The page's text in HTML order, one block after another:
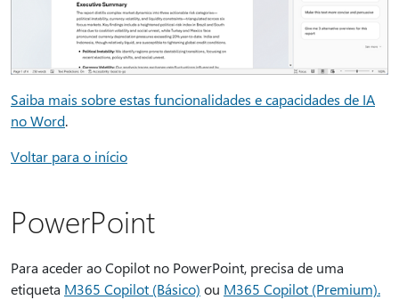
Saiba mais sobre estas funcionalidades e capacidades de IA
no Word.
Voltar para o início
PowerPoint
Para aceder ao Copilot no PowerPoint, precisa de uma
etiqueta M365 Copilot (Básico) ou M365 Copilot (Premium).